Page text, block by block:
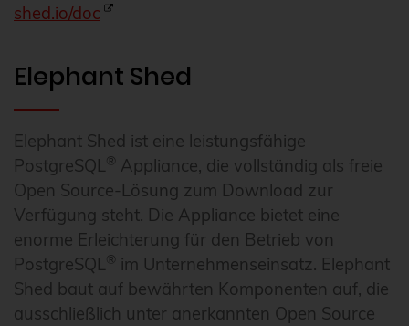
shed.io/doc
Elephant Shed
Elephant Shed ist eine leistungsfähige
PostgreSQL ® Appliance, die vollständig als freie
Open Source-Lösung zum Download zur
Verfügung steht. Die Appliance bietet eine
enorme Erleichterung für den Betrieb von
PostgreSQL ® im Unternehmenseinsatz. Elephant
Shed baut auf bewährten Komponenten auf, die
ausschließlich unter anerkannten Open Source